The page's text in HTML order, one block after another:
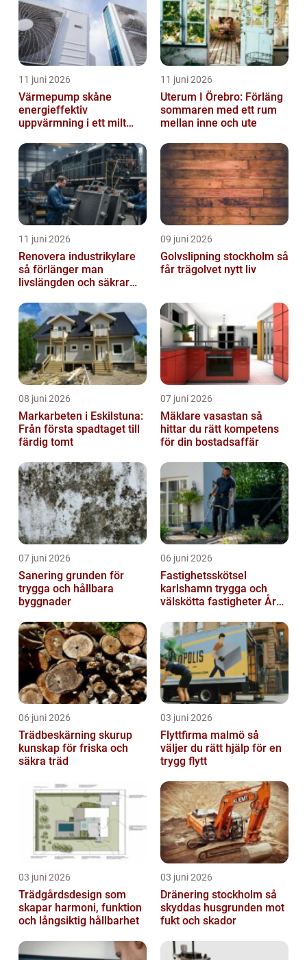
11 juni 2026
Värmepump skåne
energieffektiv
uppvärmning i ett milt
11 juni 2026
Uterum I Örebro: Förläng
sommaren med ett rum
mellan inne och ute
11 juni 2026
Renovera industrikylare
så förlänger man
livslängden och säkrar
09 juni 2026
Golvslipning stockholm så
får trägolvet nytt liv
08 juni 2026
Markarbeten i Eskilstuna:
Från första spadtaget till
färdig tomt
07 juni 2026
Mäklare vasastan så
hittar du rätt kompetens
för din bostadsaffär
07 juni 2026
Sanering grunden för
trygga och hållbara
byggnader
06 juni 2026
Fastighetsskötsel
karlshamn trygga och
välskötta fastigheter Året
06 juni 2026
Trädbeskärning skurup
kunskap för friska och
säkra träd
03 juni 2026
Flyttfirma malmö så
väljer du rätt hjälp för en
trygg flytt
03 juni 2026
Trädgårdsdesign som
skapar harmoni, funktion
och långsiktig hållbarhet
03 juni 2026
Dränering stockholm så
skyddas husgrunden mot
fukt och skador